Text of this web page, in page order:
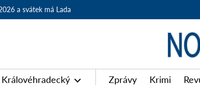
a svátek má Lada
Královéhradecký Zprávy Krimi